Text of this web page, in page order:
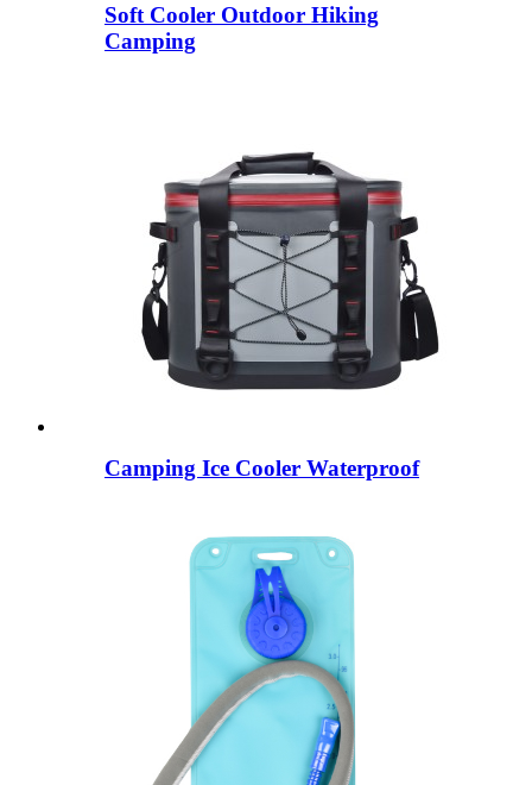
Soft Cooler Outdoor Hiking
Camping
Camping Ice Cooler Waterproof